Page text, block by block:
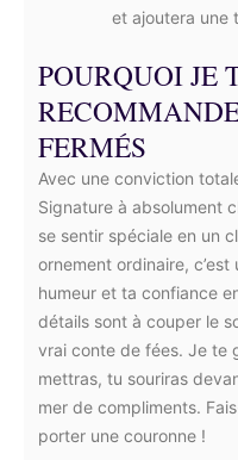
et ajoutera une
POURQUOI JE
FERMÉS
Avec une conviction
Signature à absolument
se sentir spéciale en un
ornement ordinaire,
humeur et ta confiance
détails sont à couper le
vrai conte de fées. Je te
mettras, tu souriras
mer de compliments.
porter une couronne !